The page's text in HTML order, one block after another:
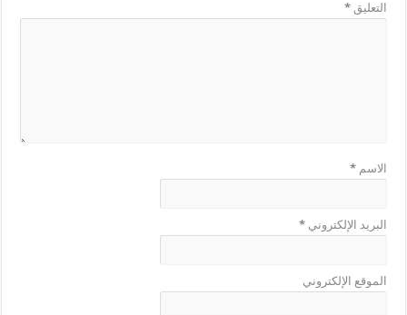
التعليق*
الاسم*
البريد الإلكتروني*
الموقع الإلكتروني